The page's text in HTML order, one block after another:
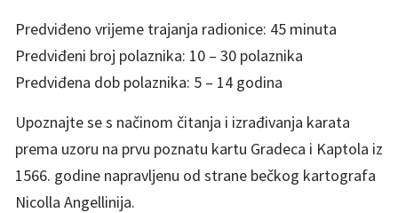
Predviđeno vrijeme trajanja radionice: 45 minuta
Predviđeni broj polaznika: 10 – 30 polaznika
Predviđena dob polaznika: 5 – 14 godina
Upoznajte se s načinom čitanja i izrađivanja karata
prema uzoru na prvu poznatu kartu Gradeca i Kaptola iz
1566. godine napravljenu od strane bečkog kartografa
Nicolla Angellinija.